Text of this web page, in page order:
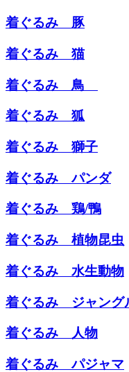
着ぐるみ 豚
着ぐるみ 猫
着ぐるみ 鳥
着ぐるみ 狐
着ぐるみ 獅子
着ぐるみ パンダ
着ぐるみ 鶏/鴨
着ぐるみ 植物昆虫
着ぐるみ 水生動物
着ぐるみ ジャング
着ぐるみ 人物
着ぐるみ パジャマ